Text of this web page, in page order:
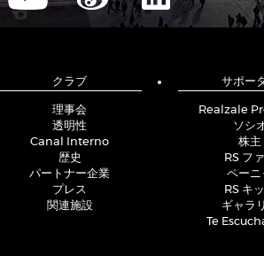
クラブ
理事会
透明性
Canal Interno
歴史
パートナー企業
プレス
関連施設
サポー
Realzale
ソシ
株主
RS フ
ペーニ
RS キ
ギャラ
Te